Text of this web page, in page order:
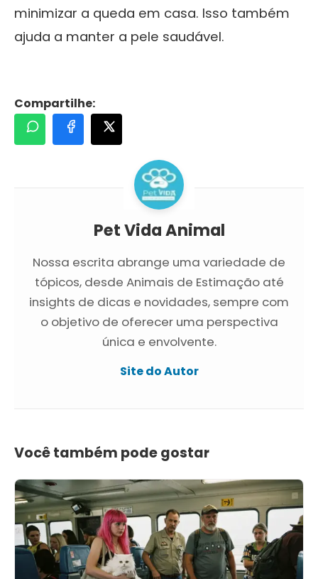
minimizar a queda em casa. Isso também
ajuda a manter a pele saudável.
Compartilhe:
Pet Vida Animal
Nossa escrita abrange uma variedade de
tópicos, desde Animais de Estimação até
insights de dicas e novidades, sempre com
o objetivo de oferecer uma perspectiva
única e envolvente.
Site do Autor
Você também pode gostar